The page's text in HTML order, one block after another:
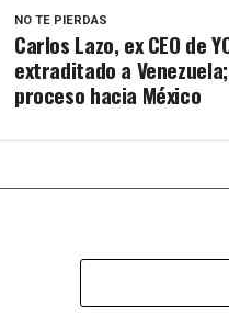
NO TE PIERDAS
Carlos Lazo, ex CEO de
extraditado a
proceso hacia México